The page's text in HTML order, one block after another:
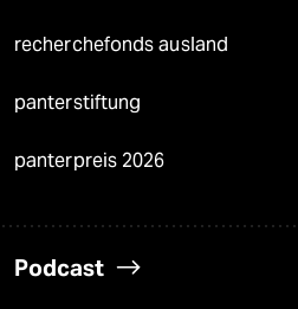
recherchefonds ausland
panterstiftung
panterpreis 2026
Podcast